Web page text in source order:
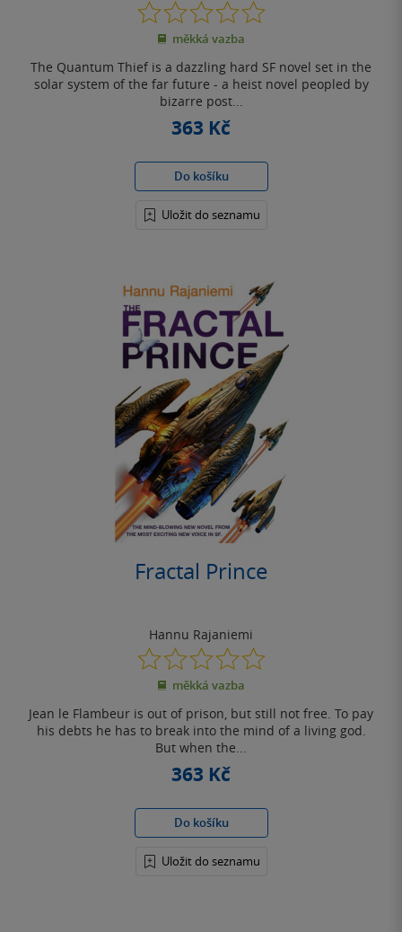
0.0
z
5
měkká vazba
The Quantum Thief is a dazzling hard SF novel set in the
solar system of the far future - a heist novel peopled by
bizarre post...
363 Kč
Do košíku
Uložit do seznamu
Fractal Prince
Hannu Rajaniemi
0.0
z
5
měkká vazba
Jean le Flambeur is out of prison, but still not free. To pay
his debts he has to break into the mind of a living god.
But when the...
363 Kč
Do košíku
Uložit do seznamu